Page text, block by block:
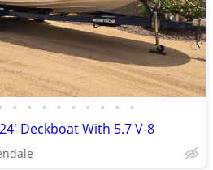
• • • • • • • • •
Deckboat With 5.7 V-8